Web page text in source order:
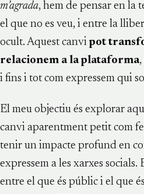
m’agrada, hem de pensar en la
el que no es veu, i entre la
ocult. Aquest canvipot
relacionem a la plataforma,
i fins i tot com expressem qui
El meu objectiu és explorar
canvi aparentment petit com
tenir un impacte profund en
expressem a les xarxes socials.
entre el que és públic i el que